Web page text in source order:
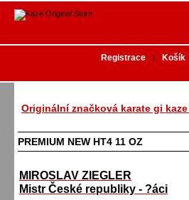
Registrace | Košík
Originální značková karate gi kaze
PREMIUM NEW HT4 11 OZ
MIROSLAV ZIEGLER
Mistr České republiky - ?áci